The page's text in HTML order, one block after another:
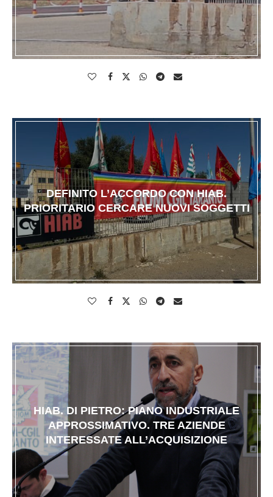
DEFINITO L’ACCORDO CON HIAB.
PRIORITARIO CERCARE NUOVI SOGGETTI
HIAB. DI PIETRO: PIANO INDUSTRIALE
APPROSSIMATIVO. TRE AZIENDE
INTERESSATE ALL’ACQUISIZIONE